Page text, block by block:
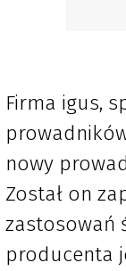
Firma igus,
nowy
Został on
zastosowań
producenta